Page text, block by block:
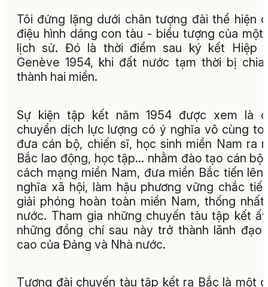
Tôi đứng lặng dưới chân tượng đài thể hiện
điệu hình dáng con tàu - biểu tượng của một
lịch sử. Đó là thời điểm sau ký kết Hiệp
Genève 1954, khi đất nước tạm thời bị
thành hai miền.
Sự kiện tập kết năm 1954 được xem là
chuyển dịch lực lượng có ý nghĩa vô cùng to
đưa cán bộ, chiến sĩ, học sinh miền Nam ra
Bắc lao động, học tập… nhằm đào tạo cán bộ
cách mạng miền Nam, đưa miền Bắc tiến lên
nghĩa xã hội, làm hậu phương vững chắc
giải phóng hoàn toàn miền Nam, thống
nước. Tham gia những chuyến tàu tập kết
những đồng chí sau này trở thành lãnh đạo
cao của Đảng và Nhà nước.
Tượng đài chuyến tàu tập kết ra Bắc là một